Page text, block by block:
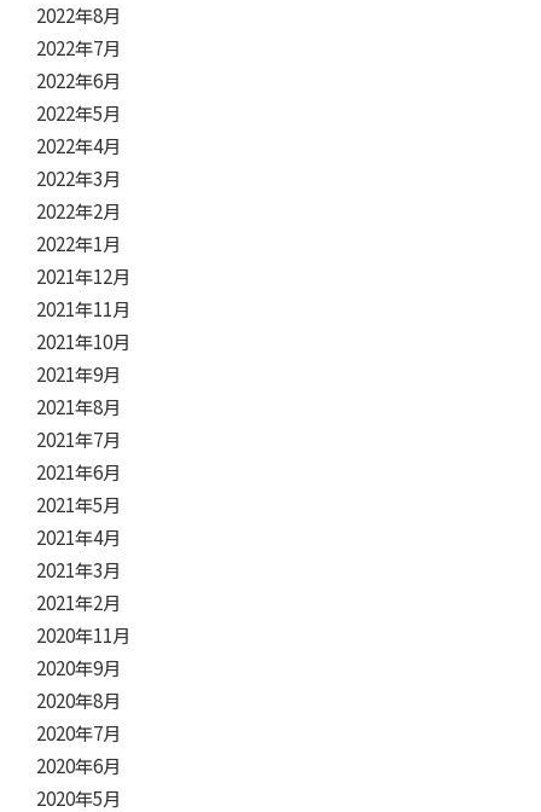
2022年8月
2022年7月
2022年6月
2022年5月
2022年4月
2022年3月
2022年2月
2022年1月
2021年12月
2021年11月
2021年10月
2021年9月
2021年8月
2021年7月
2021年6月
2021年5月
2021年4月
2021年3月
2021年2月
2020年11月
2020年9月
2020年8月
2020年7月
2020年6月
2020年5月